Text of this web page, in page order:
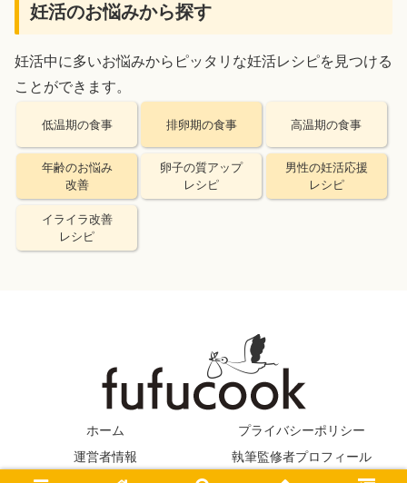
妊活のお悩みから探す
妊活中に多いお悩みからピッタリな妊活レシピを見つける
ことができます。
低温期の食事 排卵期の食事 高温期の食事
年齢のお悩み
改善
卵子の質アップ
レシピ
男性の妊活応援
レシピ
イライラ改善
レシピ
ホーム
プライバシーポリシー
運営者情報
執筆監修者プロフィール